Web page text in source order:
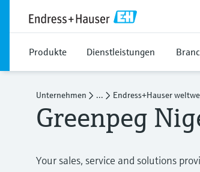
Produkte Dienstleistungen
Unternehmen ... Endress+Hauser
Greenpeg
Your sales, service and solutions